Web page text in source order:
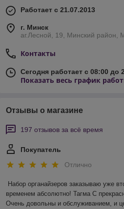
Работает с 21.07.2013
г. Минск
аг.Лесной, 19, Минский район,
Контакты
Сегодня работает с 08:00 до
Показать весь график
Отзывы о магазине
197 отзывов за всё время
Покупатель
Отлично
Набор органайзеров заказываю уже
временем абсолютно! Тагма С
Очень довольны и обслуживанием, и